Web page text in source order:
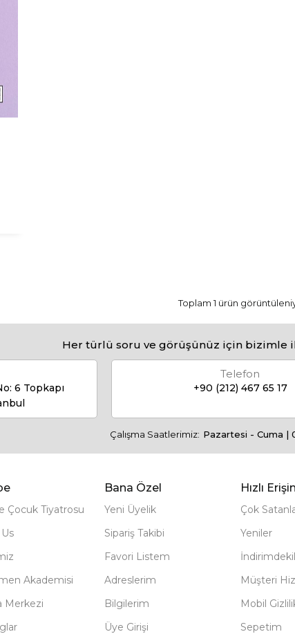
Toplam 1 ürün
Her türlü soru ve görüşünüz için bizimle
6 Topkapı
Telefon
+90 (212) 467 65 17
Çalışma Saatlerimiz: Pazartesi - Cuma |
Çocuk Tiyatrosu
Akademisi
Merkezi
Bana Özel
Yeni Üyelik
Sipariş Takibi
Favori Listem
Adreslerim
Bilgilerim
Üye Girişi
Hızlı
Çok
Yeniler
Müşteri
Mobil
Sepetim